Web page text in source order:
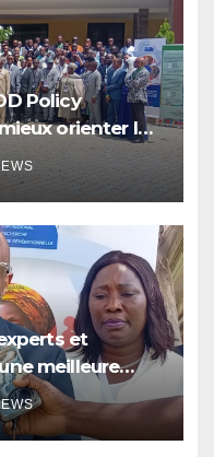
Policy
orienter les
et
meilleure
des soins